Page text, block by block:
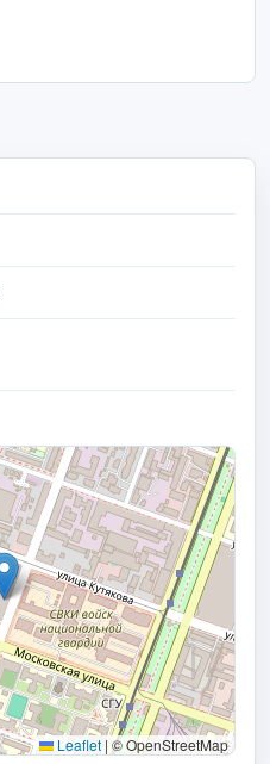
Leaflet | © OpenStreetMap